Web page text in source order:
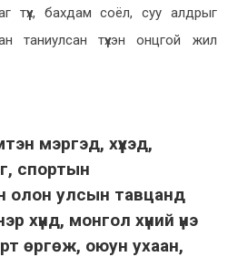
түүх, бахдам соёл, суу алдрыг
таниулсан түүхэн онцгой жил
мэргэд, хүүхэд,
спортын
олон улсын тавцанд
хүнд, монгол хүний үнэ
өргөж, оюун ухаан,